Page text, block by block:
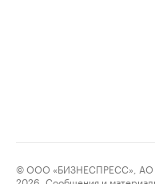
© ООО «БИЗНЕСПРЕСС», АО